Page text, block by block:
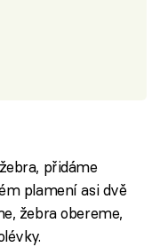
přidáme
plamení asi dvě
žebra obereme,